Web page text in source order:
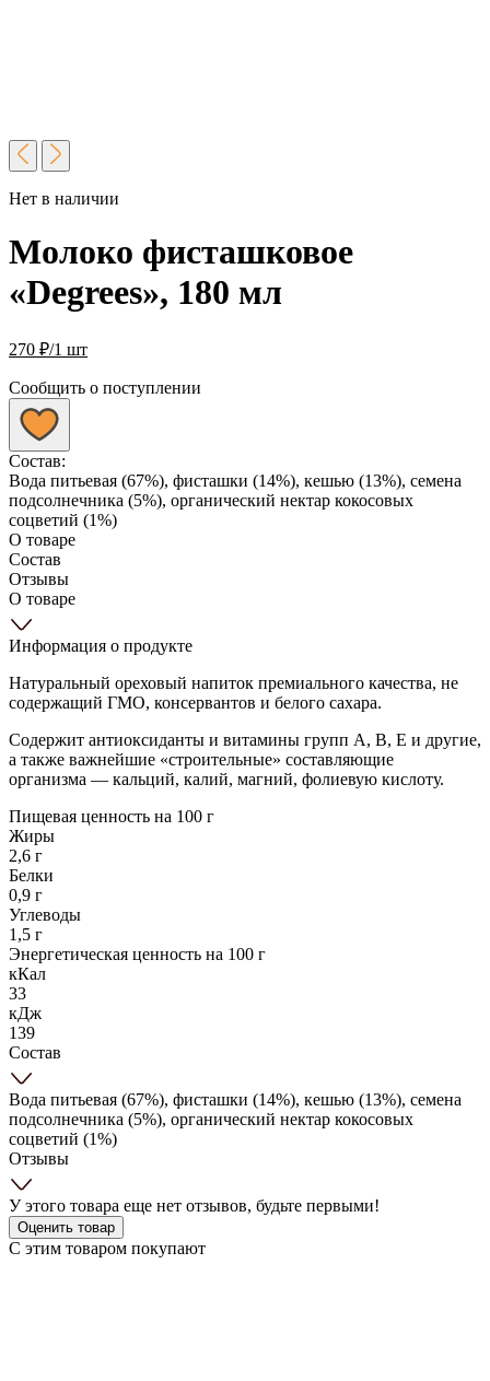
Нет в наличии
Молоко фисташковое
«Degrees», 180 мл
270 ₽/1 шт
Сообщить о поступлении
Состав:
Вода питьевая (67%), фисташки (14%), кешью (13%), семена
подсолнечника (5%), органический нектар кокосовых
соцветий (1%)
О товаре
Состав
Отзывы
О товаре
Информация о продукте
Натуральный ореховый напиток премиального качества, не
содержащий ГМО, консервантов и белого сахара.
Содержит антиоксиданты и витамины групп А, В, Е и другие,
а также важнейшие «строительные» составляющие
организма — кальций, калий, магний, фолиевую кислоту.
Пищевая ценность на 100 г
Жиры
2,6 г
Белки
0,9 г
Углеводы
1,5 г
Энергетическая ценность на 100 г
кКал
33
кДж
139
Состав
Вода питьевая (67%), фисташки (14%), кешью (13%), семена
подсолнечника (5%), органический нектар кокосовых
соцветий (1%)
Отзывы
У этого товара еще нет отзывов, будьте первыми!
Оценить товар
С этим товаром покупают